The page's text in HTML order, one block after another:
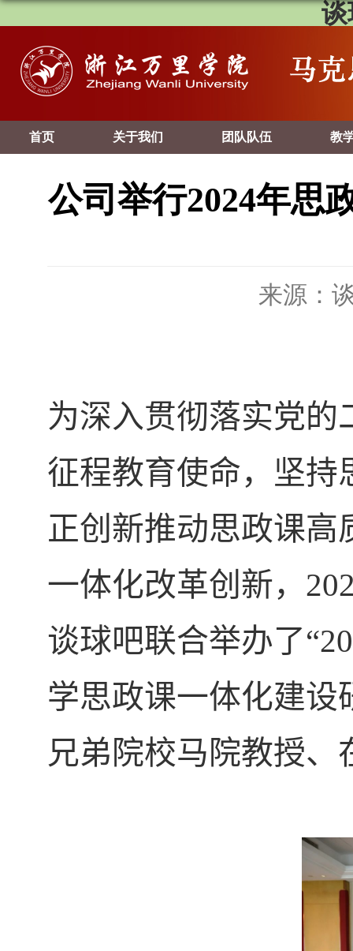
谈
首页 关于我们 团队队伍 教
公司举行2024年思
来源：
为深入贯彻落实党
征程教育使命，坚持
正创新推动思政课高
一体化改革创新，
谈球吧联合举办了“
学思政课一体化建设
兄弟院校马院教授